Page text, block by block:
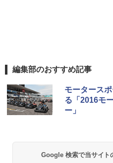
編集部のおすすめ記事
モータース
る「2016モ
ー」
Google 検索で当サイト